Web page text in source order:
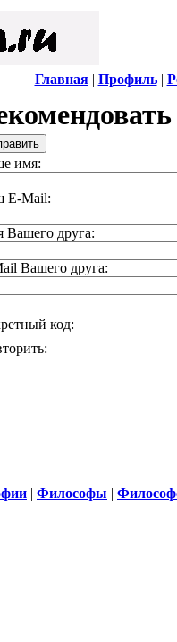
Главная| Профиль|
имя:
E-Mail:
Вашего друга:
Вашего друга:
код:
| Философы |